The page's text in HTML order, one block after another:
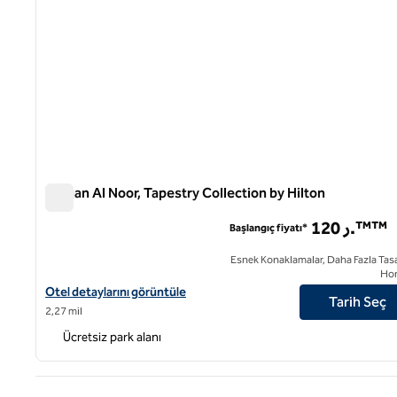
Wirgan Al Noor, Tapestry Collection by Hilton
Wirgan Al Noor, Tapestry Collection by Hilton için otel detaylarını
Otel detaylarını görüntüle
2,27 mil
Başlangıç fiyatı* 120 ر.™™
Esnek Konaklamalar, Daha Fazla
Tarih Seç
Ücretsiz park alanı